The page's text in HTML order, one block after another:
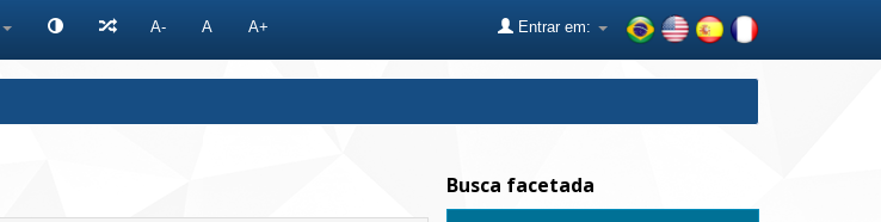
A- A A+ Entrar em:
Busca facetada